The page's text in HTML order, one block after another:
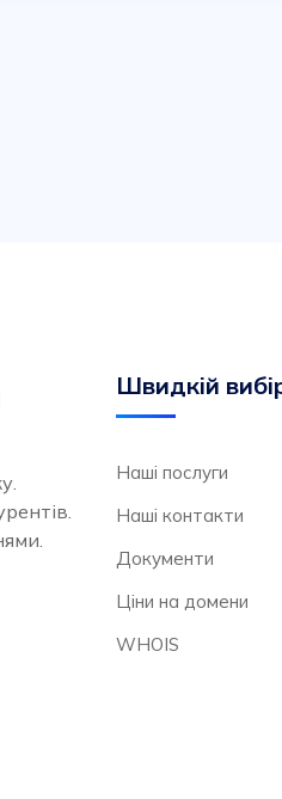
Швидкій
Наші послуги
Наші контакти
Документи
Ціни на домени
WHOIS